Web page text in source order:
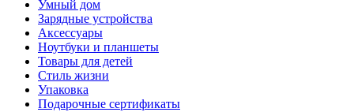
Умный дом
Зарядные устройства
Аксессуары
Ноутбуки и планшеты
Товары для детей
Стиль жизни
Упаковка
Подарочные сертификаты